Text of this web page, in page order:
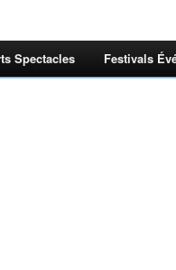
Spectacles Festivals